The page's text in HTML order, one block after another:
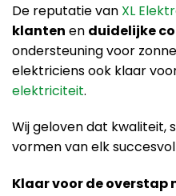
De reputatie van XL
klanten en duidelijke
ondersteuning voor
elektriciens ook klaar
elektriciteit.
Wij geloven dat kwaliteit,
vormen van elk
Klaar voor de overstap